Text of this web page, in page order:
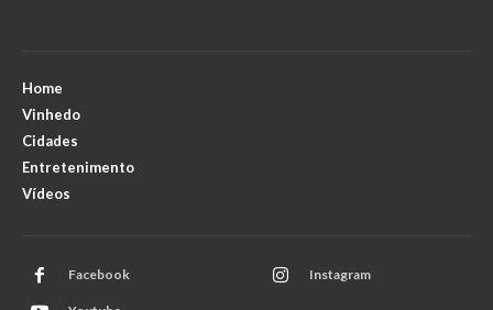
Home
Vinhedo
Cidades
Entretenimento
Vídeos
Facebook Instagram